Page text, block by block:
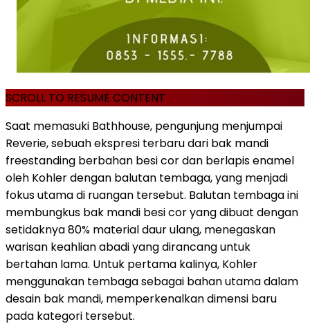
SCROLL TO RESUME CONTENT
Saat memasuki Bathhouse, pengunjung menjumpai
Reverie, sebuah ekspresi terbaru dari bak mandi
freestanding berbahan besi cor dan berlapis enamel
oleh Kohler dengan balutan tembaga, yang menjadi
fokus utama di ruangan tersebut. Balutan tembaga ini
membungkus bak mandi besi cor yang dibuat dengan
setidaknya 80% material daur ulang, menegaskan
warisan keahlian abadi yang dirancang untuk
bertahan lama. Untuk pertama kalinya, Kohler
menggunakan tembaga sebagai bahan utama dalam
desain bak mandi, memperkenalkan dimensi baru
pada kategori tersebut.